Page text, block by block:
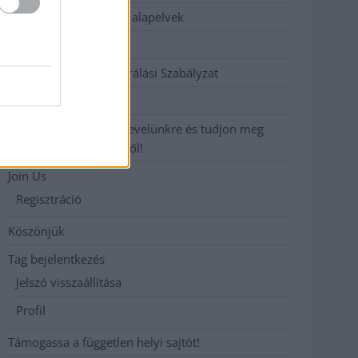
Etikai és függetlenségi alapelvek
Hozzászólási és Moderálási Szabályzat
Iratkozzon fel heti hírlevelünkre és tudjon meg
még többet megyénkről!
Join Us
Regisztráció
Köszönjük
Tag bejelentkezés
Jelszó visszaállítása
Profil
Támogassa a független helyi sajtót!